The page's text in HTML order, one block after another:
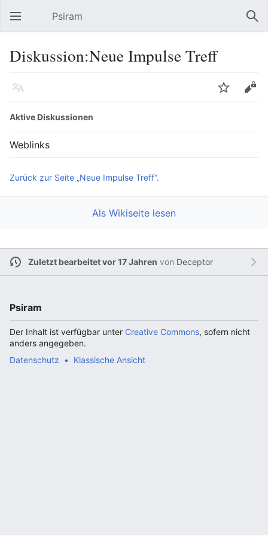
Hauptmenü öffnen Psiram
Diskussion:Neue Impulse Treff
Sprache Beobachten Bearbeiten
Aktive Diskussionen
Weblinks
Zurück zur Seite „Neue Impulse Treff“.
Als Wikiseite lesen
Zuletzt bearbeitet vor 17 Jahren von Deceptor
Psiram
Der Inhalt ist verfügbar unter Creative Commons, sofern nicht
anders angegeben.
Datenschutz
Klassische Ansicht